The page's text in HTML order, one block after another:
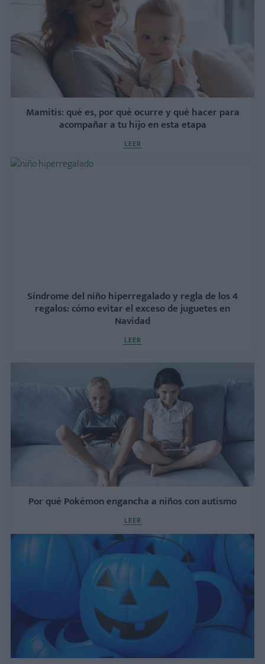
Mamitis: qué es, por qué ocurre y qué hacer para
acompañar a tu hijo en esta etapa
LEER
Síndrome del niño hiperregalado y regla de los 4
regalos: cómo evitar el exceso de juguetes en
Navidad
LEER
Por qué Pokémon engancha a niños con autismo
LEER